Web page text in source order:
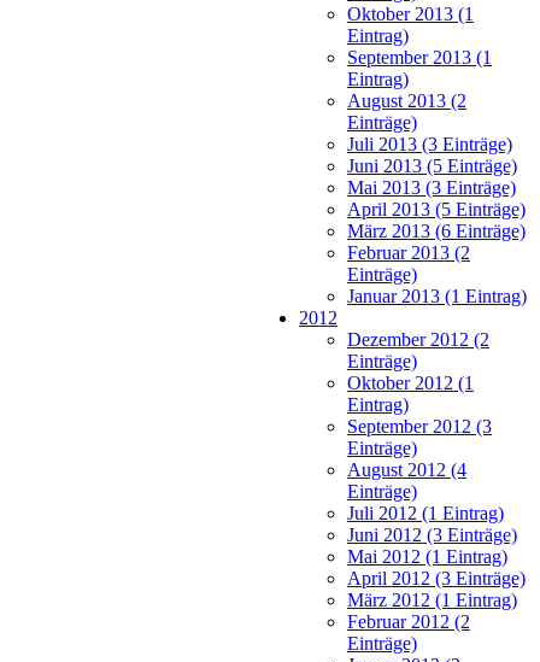
Oktober 2013 (1
Eintrag)
September 2013 (1
Eintrag)
August 2013 (2
Einträge)
Juli 2013 (3 Einträge)
Juni 2013 (5 Einträge)
Mai 2013 (3 Einträge)
April 2013 (5 Einträge)
März 2013 (6 Einträge)
Februar 2013 (2
Einträge)
Januar 2013 (1 Eintrag)
2012
Dezember 2012 (2
Einträge)
Oktober 2012 (1
Eintrag)
September 2012 (3
Einträge)
August 2012 (4
Einträge)
Juli 2012 (1 Eintrag)
Juni 2012 (3 Einträge)
Mai 2012 (1 Eintrag)
April 2012 (3 Einträge)
März 2012 (1 Eintrag)
Februar 2012 (2
Einträge)